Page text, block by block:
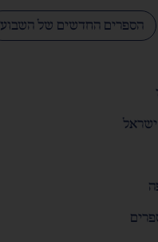
הספרים החדשים של השבוע
ישראל